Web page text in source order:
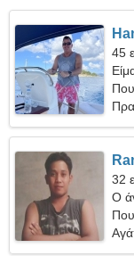
45
32
Ο